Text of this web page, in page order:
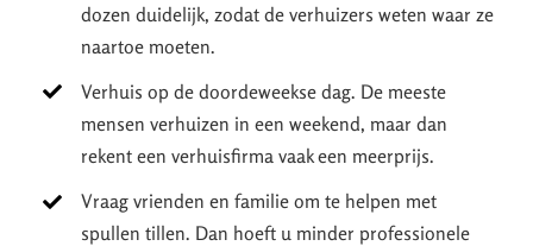
dozen duidelijk, zodat de verhuizers weten waar ze
naartoe moeten.
Verhuis op de doordeweekse dag. De meeste
mensen verhuizen in een weekend, maar dan
rekent een verhuisfirma vaak een meerprijs.
Vraag vrienden en familie om te helpen met
spullen tillen. Dan hoeft u minder professionele